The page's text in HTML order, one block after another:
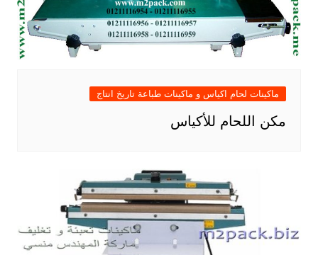
ماكينات لحام اكياس و ماكينات طباعة تاريخ انتاج
مكن اللحام للأكياس